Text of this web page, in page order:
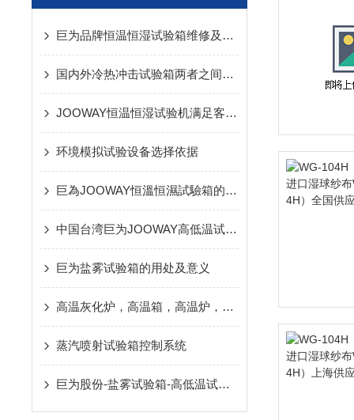
巨为品牌恒温恒湿试验箱维修及保养（必读）
国内外冷热冲击试验箱两者之间的差距
JOOWAY恒温恒湿试验机满足客户需求程度和能力
环境模拟试验设备选择依据
巨為JOOWAY恒溫恒濕試驗箱的設備特點
中国台湾巨为JOOWAY高低温试验箱压缩机不正常响声的原因
巨为盐雾试验箱的用处及意义
高温灰化炉，高温箱，高温炉，马沸炉诚邀代理商，经销商加盟，联系合作
蒸汽喷射试验箱控制系统
巨为股份-盐雾试验箱-高低温试验箱-环境试验箱奥运*